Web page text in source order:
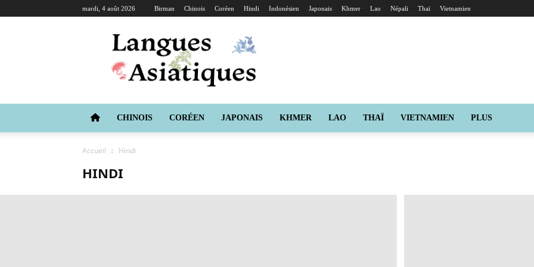
mardi, 4 août 2026 Birman Chinois Coréen Hindi Indonésien Japonais Khmer Lao Népali Thaï Vietnamien
Langues
Asiatiques
CHINOIS CORÉEN JAPONAIS KHMER LAO THAÏ VIETNAMIEN PLUS
Accueil Hindi
HINDI